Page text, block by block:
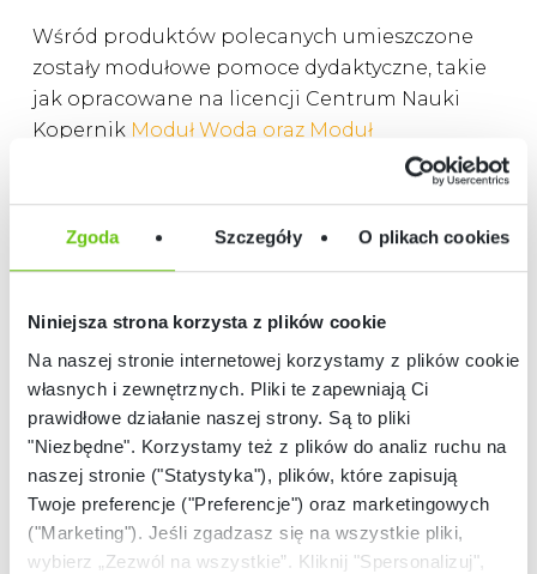
Zgoda Szczegóły O plikach cookies
Niniejsza strona korzysta z plików cookie
Na naszej stronie internetowej korzystamy z plików cookie:
własnych i zewnętrznych. Pliki te zapewniają Ci
prawidłowe działanie naszej strony. Są to pliki
"Niezbędne". Korzystamy też z plików do analiz ruchu na
naszej stronie ("Statystyka"), plików, które zapisują
Twoje preferencje ("Preferencje") oraz marketingowych
("Marketing"). Jeśli zgadzasz się na wszystkie pliki,
wybierz „Zezwól na wszystkie”. Kliknij "Spersonalizuj",
Wśród produktów polecanych umieszczone
zostały modułowe pomoce dydaktyczne, takie
jak opracowane na licencji Centrum Nauki
KopernikModuł Woda oraz Moduł
. Są to kompleksowe pomoce
dydaktyczne obejmujące zestaw gotowych
narzędzi dla nauczyciela, umożliwiający
realizację podstawy programowej z
scenariuszelekcji wraz z opracowaniem metodycznym dla
do przeprowadzenia doświadczeń przez uczniów
, gotowe
do wykorzystania podczas lekcji.
Wykorzystaj dofinansowanie i zadbaj o
innowacyjne pomoce dydaktyczne w Twojej